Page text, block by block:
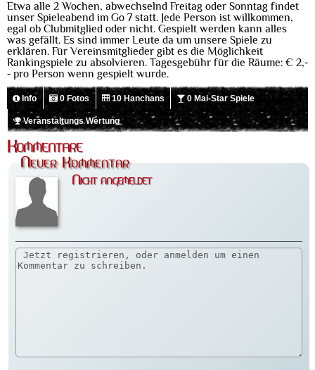
Etwa alle 2 Wochen, abwechselnd Freitag oder Sonntag findet
unser Spieleabend im Go 7 statt. Jede Person ist willkommen,
egal ob Clubmitglied oder nicht. Gespielt werden kann alles
was gefällt. Es sind immer Leute da um unsere Spiele zu
erklären. Für Vereinsmitglieder gibt es die Möglichkeit
Rankingspiele zu absolvieren. Tagesgebühr für die Räume: € 2,-
- pro Person wenn gespielt wurde.
Info 0 Fotos 10 Hanchans 0 Mai-Star Spiele
Veranstaltungs Wertung
Kommentare
Neuer Kommentar
Nicht angemeldet